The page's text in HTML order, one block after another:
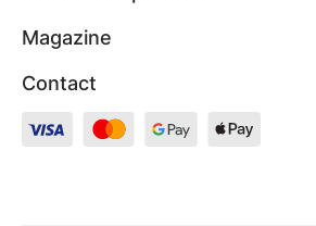
Magazine
Contact